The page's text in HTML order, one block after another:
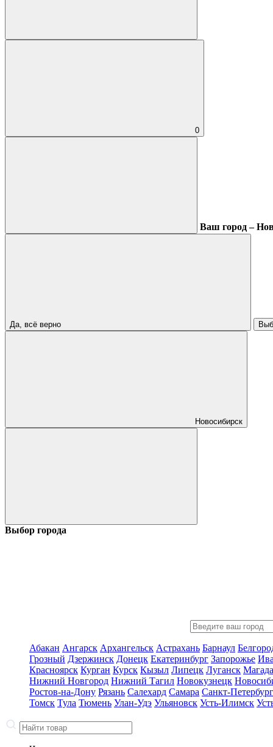
0
Ваш город –
Да, всё верно
Новосибирск
Выбор города
Абакан Ангарск Архангельск Астрахань Барнаул
Грозный Дзержинск Донецк Екатеринбург Запорожье
Красноярск Курган Курск Кызыл Липецк Луганск
Нижний Новгород Нижний Тагил Новокузнецк
Ростов-на-Дону Рязань Салехард Самара Санкт-Петербург
Томск Тула Тюмень Улан-Удэ Ульяновск Усть-Илимск